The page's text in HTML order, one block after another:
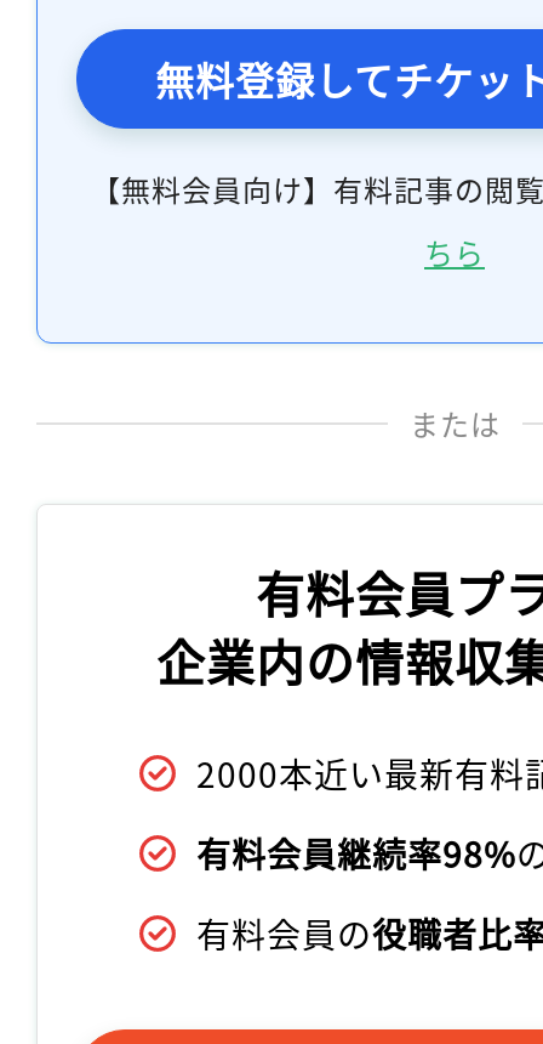
無料登録してチケッ
【無料会員向け】有料記事の閲
ちら
または
有料会員プ
企業内の情報収
2000本近い最新有料
有料会員継続率98%
有料会員の役職者比